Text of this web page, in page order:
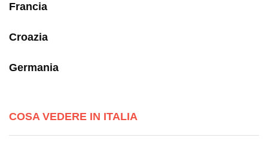
Francia
Croazia
Germania
COSA VEDERE IN ITALIA